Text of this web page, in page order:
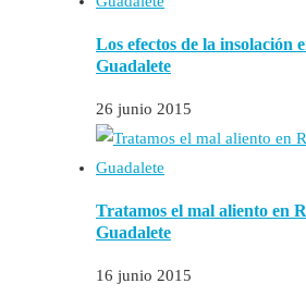
Los efectos de la insolación
Guadalete
26 junio 2015
Tratamos el mal aliento en
Guadalete
16 junio 2015